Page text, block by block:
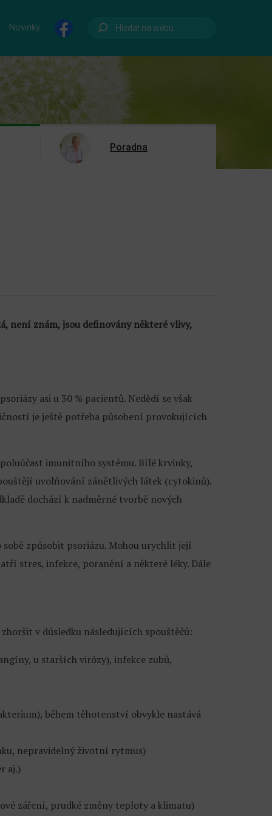
Novinky
Poradna
není znám, jsou definovány některé vlivy,
asi u 30 % pacientů. Nedědí se však
je ještě potřeba působení provokujících
imunitního systému. Bílé krvinky,
uvolňování zánětlivých látek (cytokinů).
dochází k nadměrné tvorbě nových
způsobit psoriázu. Mohou urychlit její
stres, infekce, poranění a některé léky. Dále
v důsledku následujících spouštěčů:
u starších virózy), infekce zubů,
během těhotenství obvykle nastává
nepravidelný životní rytmus)
aj.)
záření, prudké změny teploty a klimatu)